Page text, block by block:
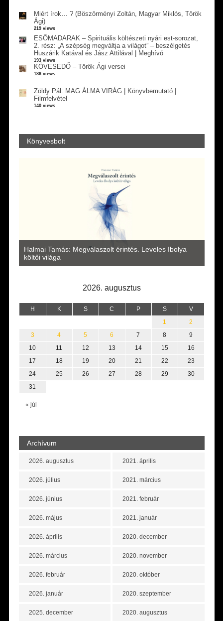
Miért írok… ? (Böszörményi Zoltán, Magyar Miklós, Török
Ági)
219 views
ESŐMADARAK – Spirituális költészeti nyári est-sorozat,
2. rész: „A szépség megváltja a világot” – beszélgetés
Huszárik Katával és Jász Attilával | Meghívó
193 views
KÖVESEDŐ – Török Ági versei
186 views
Zöldy Pál: MAG ÁLMA VIRÁG | Könyvbemutató |
Filmfelvétel
140 views
Könyvesbolt
Halmai Tamás: Megválaszolt érintés. Leveles Ibolya
költői világa
2026. augusztus
H K S C P S V
« júl
1
2
3
4 5 6 7 8
9
10
11 12 13 14 15
16
17
18 19 20 21 22
23
24
25 26 27 28 29
30
31
Archívum
2026. augusztus
2026. július
2026. június
2026. május
2026. április
2026. március
2026. február
2026. január
2025. december
2021. április
2021. március
2021. február
2021. január
2020. december
2020. november
2020. október
2020. szeptember
2020. augusztus